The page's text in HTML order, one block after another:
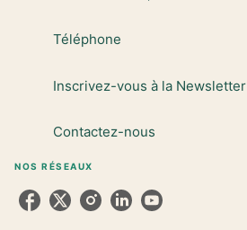
Téléphone
Inscrivez-vous à la Newsletter
Contactez-nous
NOS RÉSEAUX